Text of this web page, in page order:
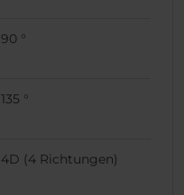
90 °
135 °
4D (4 Richtungen)